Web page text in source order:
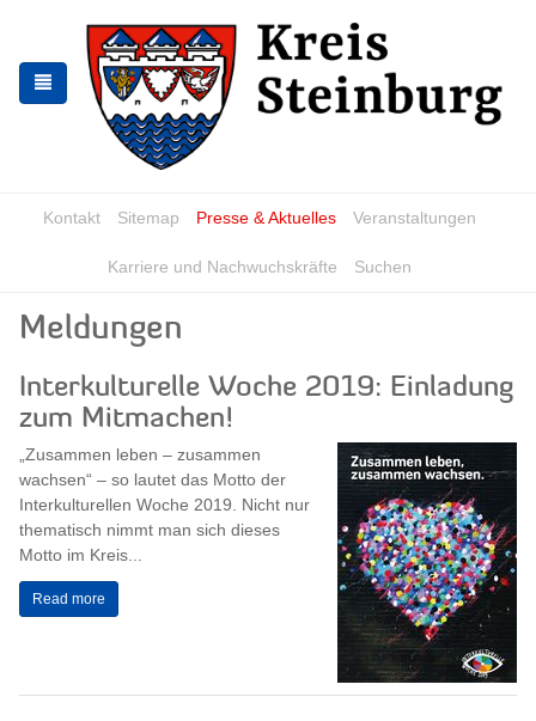
springen
springen
Kontakt Sitemap Presse & Aktuelles Veranstaltungen
Karriere und Nachwuchskräfte Suchen
Meldungen
Interkulturelle Woche 2019: Einladung
zum Mitmachen!
„Zusammen leben – zusammen
wachsen“ – so lautet das Motto der
Interkulturellen Woche 2019. Nicht nur
thematisch nimmt man sich dieses
Motto im Kreis...
Read more